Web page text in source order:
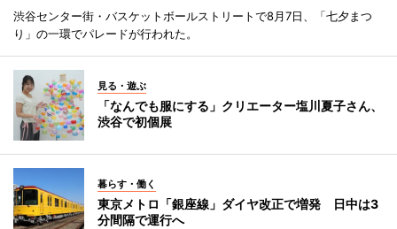
渋谷センター街・バスケットボールストリートで8月7日、「七夕まつ
り」の一環でパレードが行われた。
見る・遊ぶ
「なんでも服にする」クリエーター塩川夏子さん、
渋谷で初個展
暮らす・働く
東京メトロ「銀座線」ダイヤ改正で増発 日中は3
分間隔で運行へ